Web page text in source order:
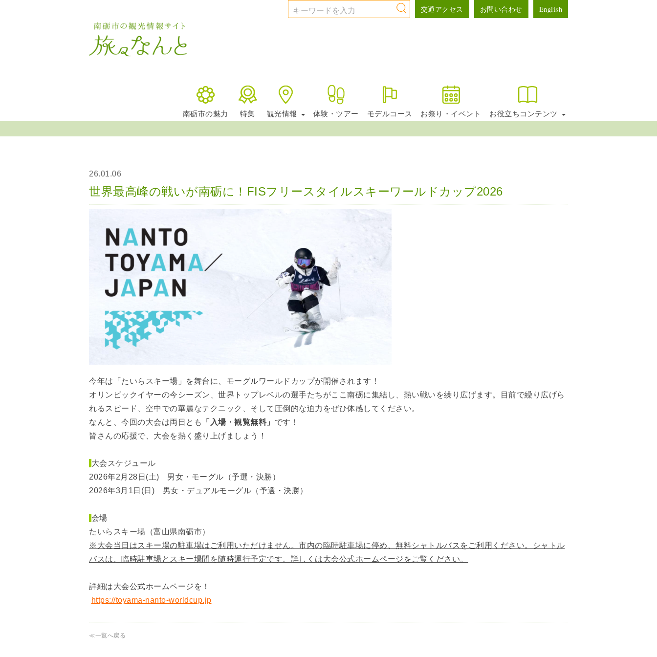
English
お問い合わせ
交通アクセス
南砺市の魅力 特集 観光情報 体験・ツアー モデルコース お祭り・イベント お役立ちコンテンツ
お知らせ
26.01.06
世界最高峰の戦いが南砺に！FISフリースタイルスキーワールドカップ2026
今年は「たいらスキー場」を舞台に、モーグルワールドカップが開催されます！
オリンピックイヤーの今シーズン、世界トップレベルの選手たちがここ南砺に集結し、熱い戦いを繰り広げます。目前で繰り広げら
れるスピード、空中での華麗なテクニック、そして圧倒的な迫力をぜひ体感してください。
なんと、今回の大会は両日とも
「入場・観覧無料」 です！
皆さんの応援で、大会を熱く盛り上げましょう！
大会スケジュール
2026年2月28日(土) 男女・モーグル（予選・決勝）
2026年3月1日(日) 男女・デュアルモーグル（予選・決勝）
会場
たいらスキー場（富山県南砺市）
※大会当日はスキー場の駐車場はご利用いただけません。市内の臨時駐車場に停め、無料シャトルバスをご利用ください。シャトル
バスは、臨時駐車場とスキー場間を随時運行予定です。詳しくは大会公式ホームページをご覧ください。
詳細は大会公式ホームページを！
https://toyama-nanto-worldcup.jp
≪一覧へ戻る